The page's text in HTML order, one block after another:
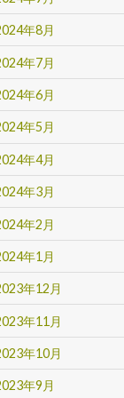
年8月
年7月
年6月
年5月
年4月
年3月
年2月
年1月
年12月
年11月
年10月
年9月